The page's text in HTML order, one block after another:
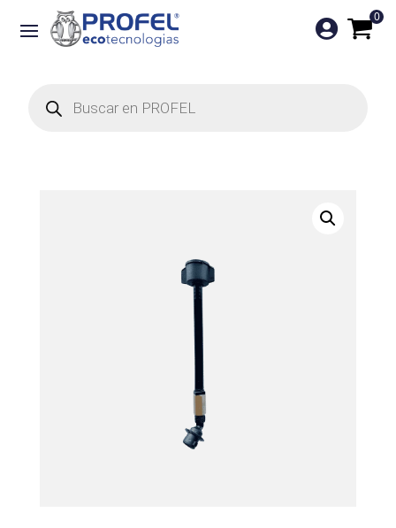
productos
0
